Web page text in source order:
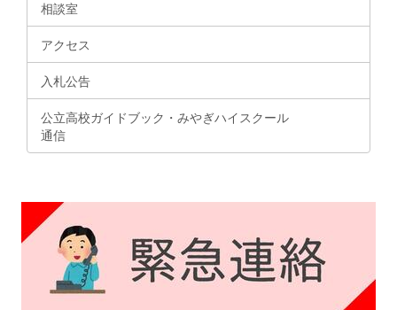
相談室
アクセス
入札公告
公立高校ガイドブック・みやぎハイスクール
通信